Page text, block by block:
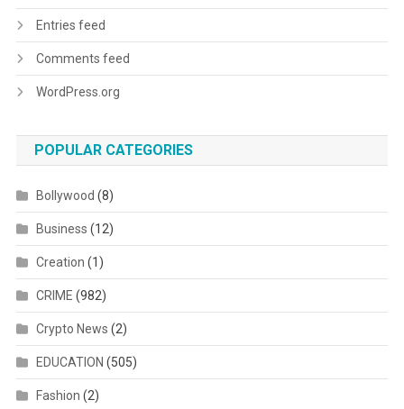
Entries feed
Comments feed
WordPress.org
POPULAR CATEGORIES
Bollywood (8)
Business (12)
Creation (1)
CRIME (982)
Crypto News (2)
EDUCATION (505)
Fashion (2)